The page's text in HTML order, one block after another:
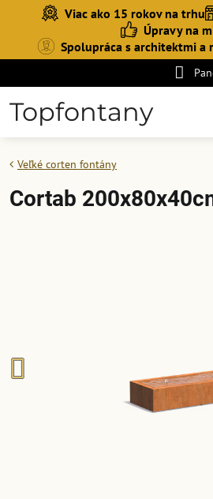
Viac ako 15 rokov na trhu
Úpravy na
Spolupráca s architektmi a
Topfontany
Veľké corten fontány
Cortab